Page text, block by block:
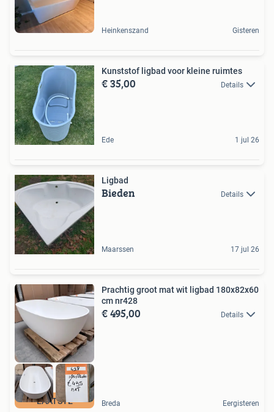
Heinkenszand Gisteren
Kunststof ligbad voor kleine ruimtes
€ 35,00 Details
Ede 1 jul 26
Ligbad
Bieden Details
Maarssen 17 jul 26
LAATSTE
Prachtig groot mat wit ligbad 180x82x60
cm nr428
€ 495,00 Details
Breda Eergisteren